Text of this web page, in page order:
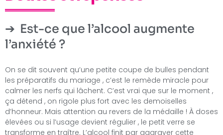
Est-ce que l’alcool augmente
l’anxiété ?
On se dit souvent qu’une petite coupe de bulles pendant
les préparatifs du mariage , c’est le remède miracle pour
calmer les nerfs qui lâchent. C’est vrai que sur le moment ,
ça détend , on rigole plus fort avec les demoiselles
d’honneur. Mais attention au revers de la médaille ! À doses
élevées ou si l’usage devient régulier , le petit verre se
transforme en traître. L’alcool finit par aggraver cette